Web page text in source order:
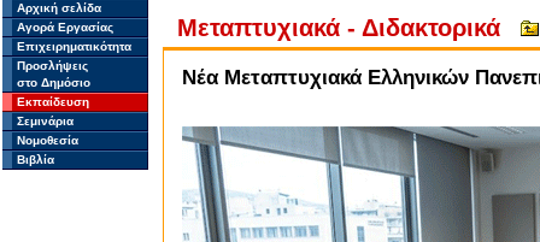
Αρχική σελίδα
Αγορά Εργασίας
Επιχειρηματικότητα
Προσλήψεις
στο Δημόσιο
Εκπαίδευση
Σεμινάρια
Νομοθεσία
Βιβλία
Μεταπτυχιακά - Διδακτορικά
Νέα Μεταπτυχιακά Ελληνικών